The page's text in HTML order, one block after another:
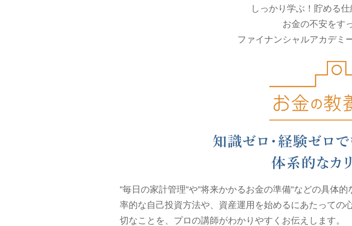
しっかり学ぶ！貯める
お金の不安をす
ファイナンシャルアカデミ
”毎日の家計管理”や”将来かかるお金の準備”などの具体
率的な自己投資方法や、資産運用を始めるにあたっての
切なことを、プロの講師がわかりやすくお伝えします。